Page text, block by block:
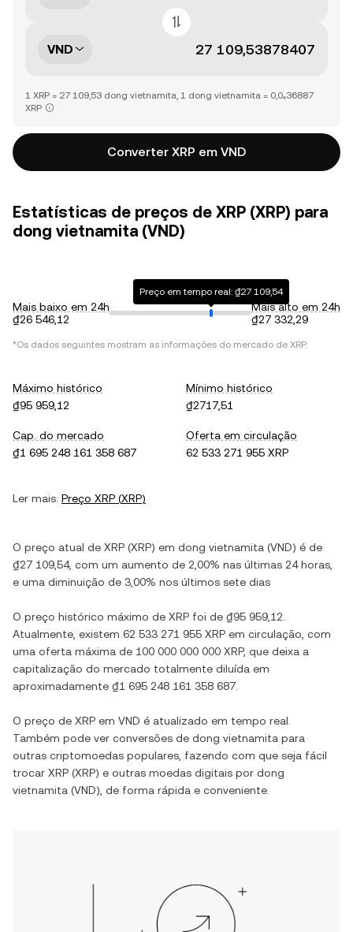
VND
1 XRP = 27 109,53 dong vietnamita, 1 dong vietnamita = 0,0₄36887
XRP
Converter XRP em VND
Estatísticas de preços de XRP (XRP) para
dong vietnamita (VND)
Mais baixo em 24h
₫26 546,12
Preço em tempo real: ₫27 109,54
Mais alto em 24h
₫27 332,29
*Os dados seguintes mostram as informações do mercado de XRP.
Máximo histórico
₫95 959,12
Mínimo histórico
₫2717,51
Cap. do mercado
₫1 695 248 161 358 687
Oferta em circulação
62 533 271 955 XRP
Ler mais: Preço XRP (XRP)
O preço atual de XRP (XRP) em dong vietnamita (VND) é de
₫27 109,54, com um aumento de 2,00% nas últimas 24 horas,
e uma diminuição de 3,00% nos últimos sete dias
O preço histórico máximo de XRP foi de ₫95 959,12
Atualmente, existem 62 533 271 955 XRP em circulação, com
uma oferta máxima de 100 000 000 000 XRP, que deixa a
capitalização do mercado totalmente diluída em
aproximadamente ₫1 695 248 161 358 687
O preço de XRP em VND é atualizado em tempo real.
Também pode ver conversões de dong vietnamita para
outras criptomoedas populares, fazendo com que seja fácil
trocar XRP (XRP) e outras moedas digitais por dong
vietnamita (VND), de forma rápida e conveniente.